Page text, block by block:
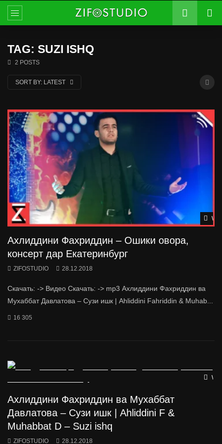
TAG: SUZI ISHQ
2 POSTS
SORT BY: LATEST
Ахлиддини Фахриддин – Ошики овора,
консерт дар Екатеринбург
ZIFOSTUDIO 28.12.2018
Скачать: -> Видео Скачать: -> mp3 Ахлиддини Фахриддин ва
Мухаббат Давлатова – Сузи ишк | Ahliddini Fahriddin & Muhab...
16 305
Ахлиддини Фахриддин ва Мухаббат
Давлатова – Сузи ишк | Ahliddini F &
Muhabbat D – Suzi ishq
ZIFOSTUDIO 28.12.2018